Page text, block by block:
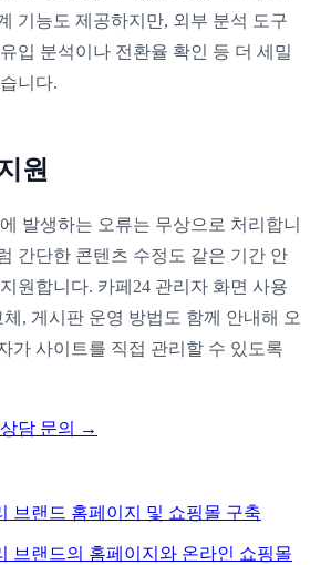
기능도 제공하지만, 외부 분석 도구
입 분석이나 전환율 확인 등 더 세밀
니다.
원
발생하는 오류는 무상으로 처리합니
간단한 콘텐츠 수정도 같은 기간 안
원합니다. 카페24 관리자 화면 사용
, 게시판 운영 방법도 함께 안내해 오
가 사이트를 직접 관리할 수 있도록
담 문의
→
브랜드 홈페이지 및 쇼핑몰 구축
브랜드의 홈페이지와 온라인 쇼핑몰